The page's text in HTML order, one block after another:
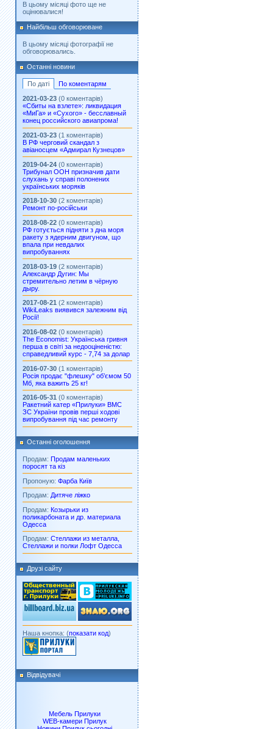
В цьому місяці фото ще не
оцінювалися!
Найбільш обговорюване
В цьому місяці фотографії не
обговорювались.
Останні новини
По даті
По коментарям
2021-03-23 (0 коментарів)
«Сбиты на взлете»: ликвидация
«МиГа» и «Сухого» - бесславный
конец российского авиапрома!
2021-03-23 (1 коментарів)
В РФ черговий скандал з
авіаносцем «Адмирал Кузнецов»
2019-04-24 (0 коментарів)
Трибунал ООН призначив дати
слухань у справі полонених
українських моряків
2018-10-30 (2 коментарів)
Ремонт по-російськи
2018-08-22 (0 коментарів)
РФ готується підняти з дна моря
ракету з ядерним двигуном, що
впала при невдалих
випробуваннях
2018-03-19 (2 коментарів)
Александр Дугин: Мы
стремительно летим в чёрную
дыру.
2017-08-21 (2 коментарів)
WikiLeaks виявився залежним від
Росії!
2016-08-02 (0 коментарів)
The Economist: Українська гривня
перша в світі за недооціненістю:
справедливий курс - 7,74 за долар
2016-07-30 (1 коментарів)
Росія продає "флешку" об’ємом 50
Мб, яка важить 25 кг!
2016-05-31 (0 коментарів)
Ракетний катер «Прилуки» ВМС
ЗС України провів перші ходові
випробування під час ремонту
Останні оголошення
Продам: Продам маленьких
поросят та кіз
Пропоную: Фарба Київ
Продам: Дитяче ліжко
Продам: Козырьки из
поликарбоната и др. материала
Одесса
Продам: Стеллажи из металла,
Стеллажи и полки Лофт Одесса
Друзі сайту
Наша кнопка: (показати код)
Відвідувачі
Мебель Прилуки
WEB-камери Прилук